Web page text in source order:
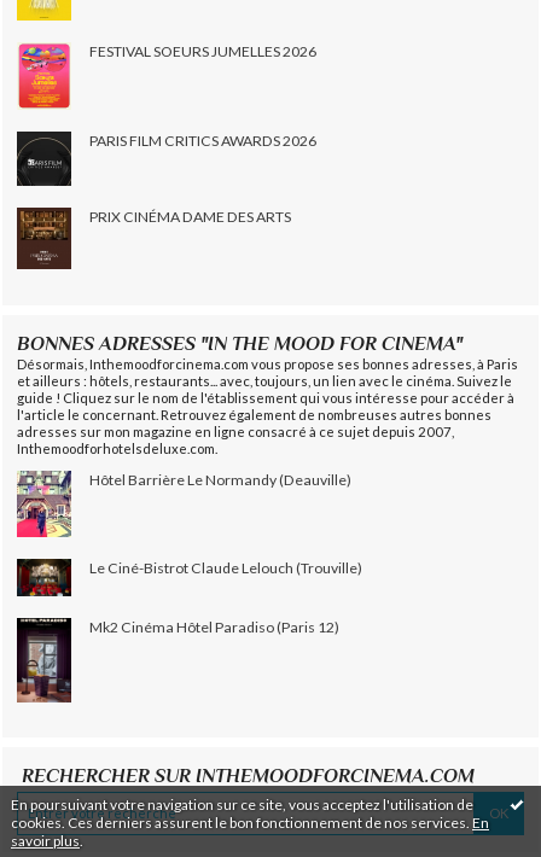
En poursuivant votre navigation sur ce site, vous acceptez l'utilisation de
cookies. Ces derniers assurent le bon fonctionnement de nos services. En
savoir plus.
FESTIVAL SOEURS JUMELLES 2026
PARIS FILM CRITICS AWARDS 2026
PRIX CINÉMA DAME DES ARTS
BONNES ADRESSES "IN THE MOOD FOR CINEMA"
Désormais, Inthemoodforcinema.com vous propose ses bonnes adresses, à Paris
et ailleurs : hôtels, restaurants... avec, toujours, un lien avec le cinéma. Suivez le
guide ! Cliquez sur le nom de l'établissement qui vous intéresse pour accéder à
l'article le concernant. Retrouvez également de nombreuses autres bonnes
adresses sur mon magazine en ligne consacré à ce sujet depuis 2007,
Inthemoodforhotelsdeluxe.com.
Hôtel Barrière Le Normandy (Deauville)
Le Ciné-Bistrot Claude Lelouch (Trouville)
Mk2 Cinéma Hôtel Paradiso (Paris 12)
RECHERCHER SUR INTHEMOODFORCINEMA.COM